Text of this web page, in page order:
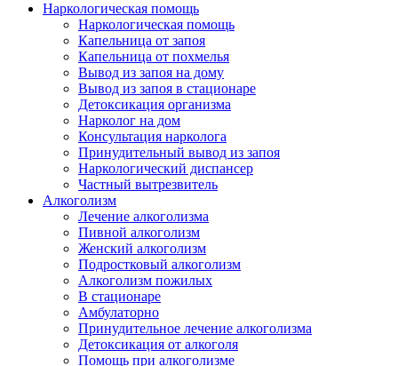
Наркологическая помощь
Наркологическая помощь
Капельница от запоя
Капельница от похмелья
Вывод из запоя на дому
Вывод из запоя в стационаре
Детоксикация организма
Нарколог на дом
Консультация нарколога
Принудительный вывод из запоя
Наркологический диспансер
Частный вытрезвитель
Алкоголизм
Лечение алкоголизма
Пивной алкоголизм
Женский алкоголизм
Подростковый алкоголизм
Алкоголизм пожилых
В стационаре
Амбулаторно
Принудительное лечение алкоголизма
Детоксикация от алкоголя
Помощь при алкоголизме